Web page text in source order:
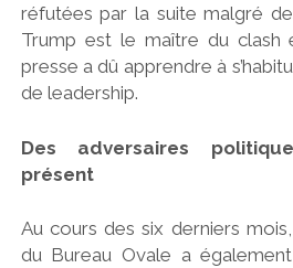
réfutées par la suite malgré
Trump est le maître du clash
presse a dû apprendre à
de leadership.
Des adversaires
présent
Au cours des six derniers
du Bureau Ovale a